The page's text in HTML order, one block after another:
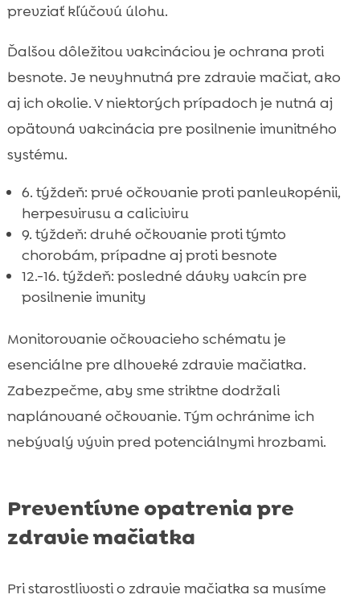
prevziať kľúčovú úlohu.
Ďalšou dôležitou vakcináciou je ochrana proti
besnote. Je nevyhnutná pre zdravie mačiat, ako
aj ich okolie. V niektorých prípadoch je nutná aj
opätovná vakcinácia pre posilnenie imunitného
systému.
6. týždeň: prvé očkovanie proti panleukopénii,
herpesvirusu a caliciviru
9. týždeň: druhé očkovanie proti týmto
chorobám, prípadne aj proti besnote
12.-16. týždeň: posledné dávky vakcín pre
posilnenie imunity
Monitorovanie očkovacieho schématu je
esenciálne pre dlhoveké zdravie mačiatka.
Zabezpečme, aby sme striktne dodržali
naplánované očkovanie. Tým ochránime ich
nebývalý vývin pred potenciálnymi hrozbami.
Preventívne opatrenia pre
zdravie mačiatka
Pri starostlivosti o zdravie mačiatka sa musíme